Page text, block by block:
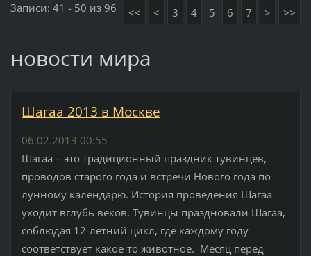
Записи: 41 - 50 из 96 << < 3 4 5 6 7 > >>
новости мира
Шагаа 2013 в Москве
06.02.2013 00:55
Шагаа – это традиционный праздник тувинцев,
проводов старого года и встречи Нового года по
лунному календарю. История проведения Шагаа
уходит вглубь веков. Тувинцы праздновали Шагаа,
соблюдая 12-летний цикл, где каждому году
соответствует какое-то животное. Месяц перед